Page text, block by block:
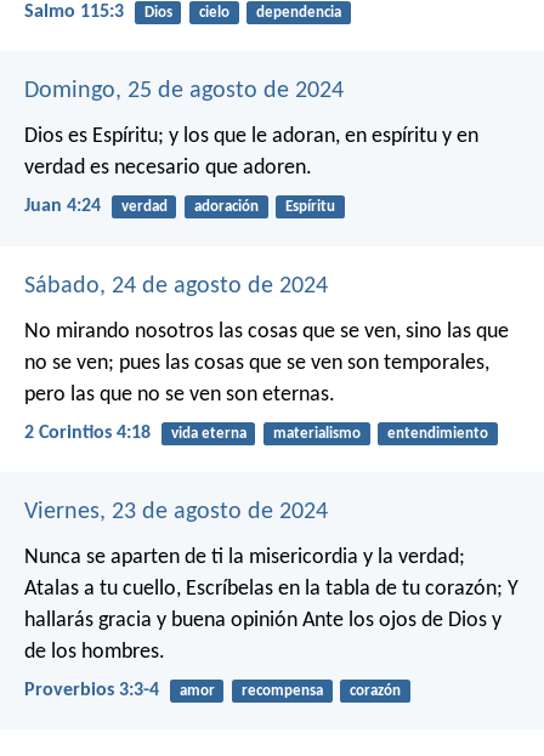
Salmo 115:3 Dios cielo dependencia
Domingo, 25 de agosto de 2024
Dios es Espíritu; y los que le adoran, en espíritu y en
verdad es necesario que adoren.
Juan 4:24 verdad adoración Espíritu
Sábado, 24 de agosto de 2024
No mirando nosotros las cosas que se ven, sino las que
no se ven; pues las cosas que se ven son temporales,
pero las que no se ven son eternas.
2 Corintios 4:18 vida eterna materialismo entendimiento
Viernes, 23 de agosto de 2024
Nunca se aparten de ti la misericordia y la verdad;
Atalas a tu cuello, Escríbelas en la tabla de tu corazón; Y
hallarás gracia y buena opinión Ante los ojos de Dios y
de los hombres.
Proverbios 3:3-4 amor recompensa corazón